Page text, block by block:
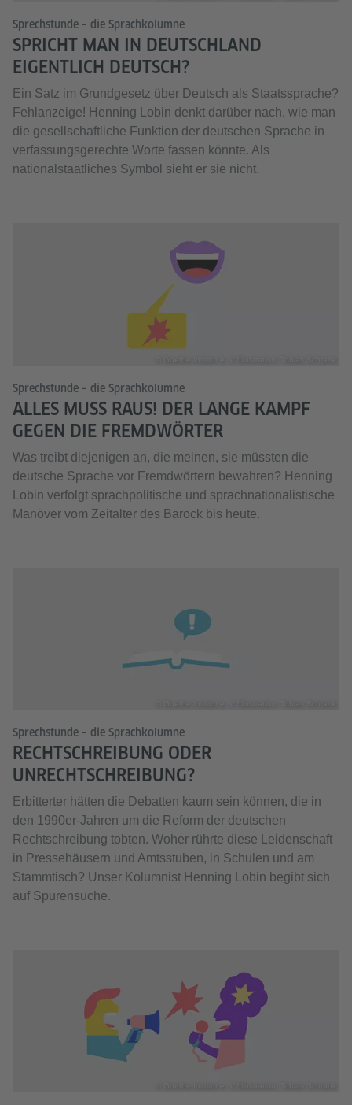
Sprechstunde – die Sprachkolumne
SPRICHT MAN IN DEUTSCHLAND
EIGENTLICH DEUTSCH?
Ein Satz im Grundgesetz über Deutsch als Staatssprache?
Fehlanzeige! Henning Lobin denkt darüber nach, wie man
die gesellschaftliche Funktion der deutschen Sprache in
verfassungsgerechte Worte fassen könnte. Als
nationalstaatliches Symbol sieht er sie nicht.
Sprechstunde – die Sprachkolumne
ALLES MUSS RAUS! DER LANGE KAMPF
GEGEN DIE FREMDWÖRTER
Was treibt diejenigen an, die meinen, sie müssten die
deutsche Sprache vor Fremdwörtern bewahren? Henning
Lobin verfolgt sprachpolitische und sprachnationalistische
Manöver vom Zeitalter des Barock bis heute.
Sprechstunde – die Sprachkolumne
RECHTSCHREIBUNG ODER
UNRECHTSCHREIBUNG?
Erbitterter hätten die Debatten kaum sein können, die in
den 1990er-Jahren um die Reform der deutschen
Rechtschreibung tobten. Woher rührte diese Leidenschaft
in Pressehäusern und Amtsstuben, in Schulen und am
Stammtisch? Unser Kolumnist Henning Lobin begibt sich
auf Spurensuche.